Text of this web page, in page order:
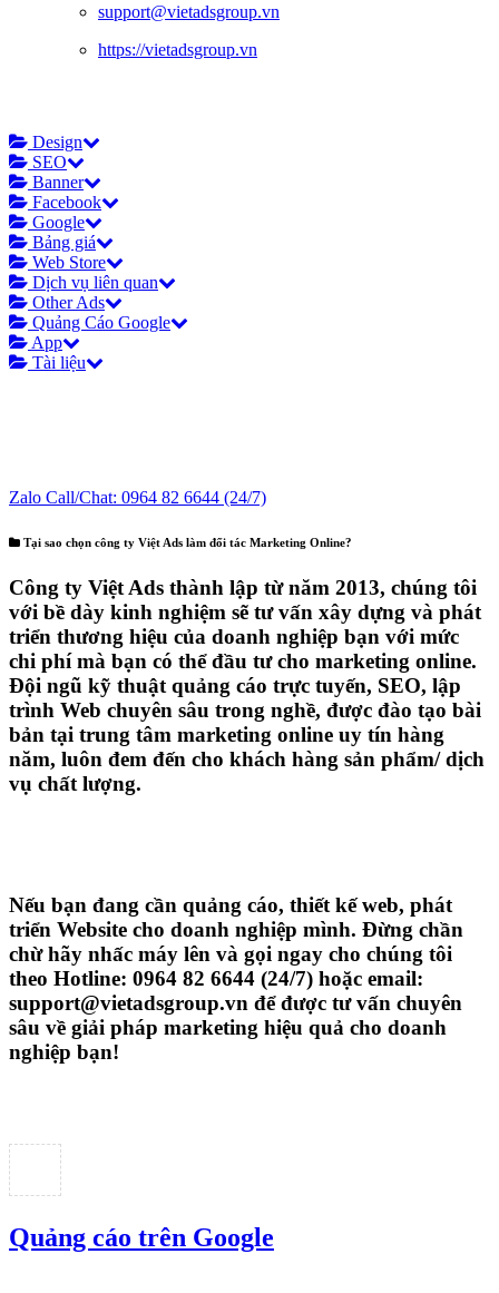
support@vietadsgroup.vn
https://vietadsgroup.vn
Design
SEO
Banner
Facebook
Google
Bảng giá
Web Store
Dịch vụ liên quan
Other Ads
Quảng Cáo Google
App
Tài liệu
Zalo Call/Chat: 0964 82 6644 (24/7)
Tại sao chọn công ty Việt Ads làm đối tác Marketing Online?
Công ty Việt Ads thành lập từ năm 2013, chúng tôi
với bề dày kinh nghiệm sẽ tư vấn xây dựng và phát
triển thương hiệu của doanh nghiệp bạn với mức
chi phí mà bạn có thể đầu tư cho marketing online.
Đội ngũ kỹ thuật quảng cáo trực tuyến, SEO, lập
trình Web chuyên sâu trong nghề, được đào tạo bài
bản tại trung tâm marketing online uy tín hàng
năm, luôn đem đến cho khách hàng sản phẩm/ dịch
vụ chất lượng.
Nếu bạn đang cần quảng cáo, thiết kế web, phát
triển Website cho doanh nghiệp mình. Đừng chần
chừ hãy nhấc máy lên và gọi ngay cho chúng tôi
theo Hotline: 0964 82 6644 (24/7) hoặc email:
support@vietadsgroup.vn để được tư vấn chuyên
sâu về giải pháp marketing hiệu quả cho doanh
nghiệp bạn!
Quảng cáo trên Google